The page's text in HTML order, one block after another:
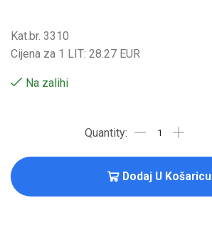
Kat.br. 3310
Cijena za 1 LIT: 28.27 EUR
Na zalihi
Dodaj U Košaricu